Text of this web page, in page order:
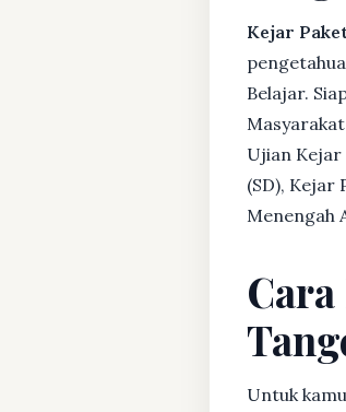
Kejar
Belajar.
Ujian Kejar
(SD), Kejar
Menengah
Untuk